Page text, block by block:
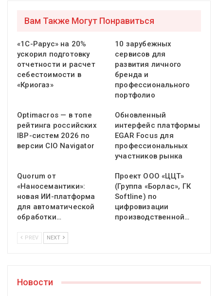
Вам Также Могут Понравиться
«1С-Рарус» на 20%
ускорил подготовку
отчетности и расчет
себестоимости в
«Криогаз»
10 зарубежных
сервисов для
развития личного
бренда и
профессионального
портфолио
Optimacros — в топе
рейтинга российских
IBP-систем 2026 по
версии CIO Navigator
Обновленный
интерфейс платформы
EGAR Focus для
профессиональных
участников рынка
Quorum от
«Наносемантики»:
новая ИИ-платформа
для автоматической
обработки…
Проект ООО «ЦЦТ»
(Группа «Борлас», ГК
Softline) по
цифровизации
производственной…
PREV NEXT
Новости